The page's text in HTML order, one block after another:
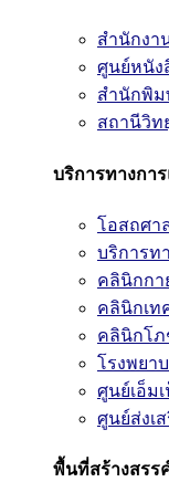
สำนักงา
ศูนย์หนัง
สำนักพิม
สถานีวิท
บริการทางกา
โอสถศา
บริการท
คลินิกกา
คลินิกเท
คลินิกโภ
โรงพยา
ศูนย์เอ็ม
ศูนย์ส่งเ
พื้นที่สร้างสรร